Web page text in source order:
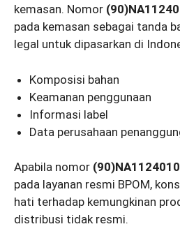
kemasan. Nomor
pada kemasan sebagai tanda
legal untuk dipasarkan di
Komposisi bahan
Keamanan penggunaan
Informasi label
Data perusahaan
Apabila nomor
pada layanan resmi BPOM,
hati terhadap kemungkinan
distribusi tidak resmi.